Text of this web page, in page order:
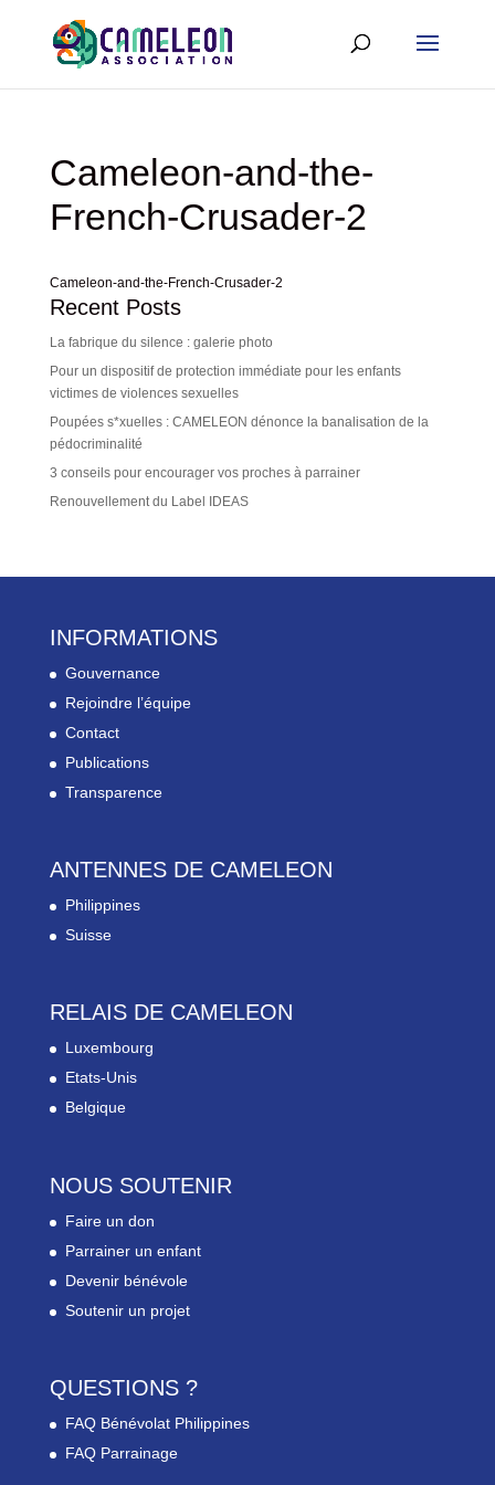
Cameleon-and-the-
French-Crusader-2
Cameleon-and-the-French-Crusader-2
Recent Posts
La fabrique du silence : galerie photo
Pour un dispositif de protection immédiate pour les enfants
victimes de violences sexuelles
Poupées s*xuelles : CAMELEON dénonce la banalisation de la
pédocriminalité
3 conseils pour encourager vos proches à parrainer
Renouvellement du Label IDEAS
INFORMATIONS
Gouvernance
Rejoindre l’équipe
Contact
Publications
Transparence
ANTENNES DE CAMELEON
Philippines
Suisse
RELAIS DE CAMELEON
Luxembourg
Etats-Unis
Belgique
NOUS SOUTENIR
Faire un don
Parrainer un enfant
Devenir bénévole
Soutenir un projet
QUESTIONS ?
FAQ Bénévolat Philippines
FAQ Parrainage